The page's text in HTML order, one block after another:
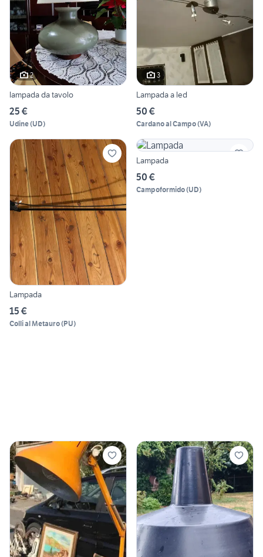
2
lampada da tavolo
25 €
Udine(UD)
3
Lampada a led
50 €
Cardano al Campo(VA)
Lampada
15 €
Colli al Metauro(PU)
Lampada
50 €
Campoformido(UD)